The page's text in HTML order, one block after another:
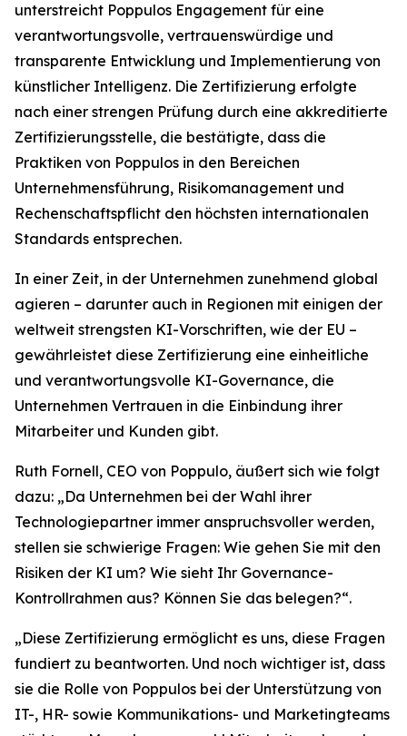
unterstreicht Poppulos Engagement für eine
verantwortungsvolle, vertrauenswürdige und
transparente Entwicklung und Implementierung von
künstlicher Intelligenz. Die Zertifizierung erfolgte
nach einer strengen Prüfung durch eine akkreditierte
Zertifizierungsstelle, die bestätigte, dass die
Praktiken von Poppulos in den Bereichen
Unternehmensführung, Risikomanagement und
Rechenschaftspflicht den höchsten internationalen
Standards entsprechen.
In einer Zeit, in der Unternehmen zunehmend global
agieren – darunter auch in Regionen mit einigen der
weltweit strengsten KI-Vorschriften, wie der EU –
gewährleistet diese Zertifizierung eine einheitliche
und verantwortungsvolle KI-Governance, die
Unternehmen Vertrauen in die Einbindung ihrer
Mitarbeiter und Kunden gibt.
Ruth Fornell, CEO von Poppulo, äußert sich wie folgt
dazu: „Da Unternehmen bei der Wahl ihrer
Technologiepartner immer anspruchsvoller werden,
stellen sie schwierige Fragen: Wie gehen Sie mit den
Risiken der KI um? Wie sieht Ihr Governance-
Kontrollrahmen aus? Können Sie das belegen?“.
„Diese Zertifizierung ermöglicht es uns, diese Fragen
fundiert zu beantworten. Und noch wichtiger ist, dass
sie die Rolle von Poppulos bei der Unterstützung von
IT-, HR- sowie Kommunikations- und Marketingteams